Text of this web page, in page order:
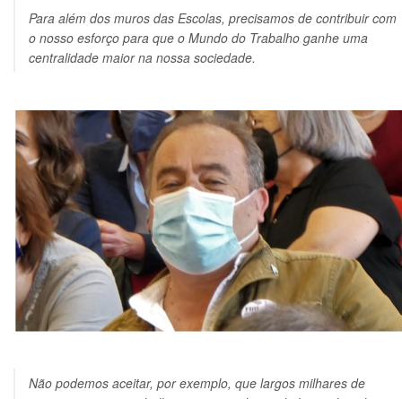
Para além dos muros das Escolas, precisamos de contribuir com
o nosso esforço para que o Mundo do Trabalho ganhe uma
centralidade maior na nossa sociedade.
Não podemos aceitar, por exemplo, que largos milhares de